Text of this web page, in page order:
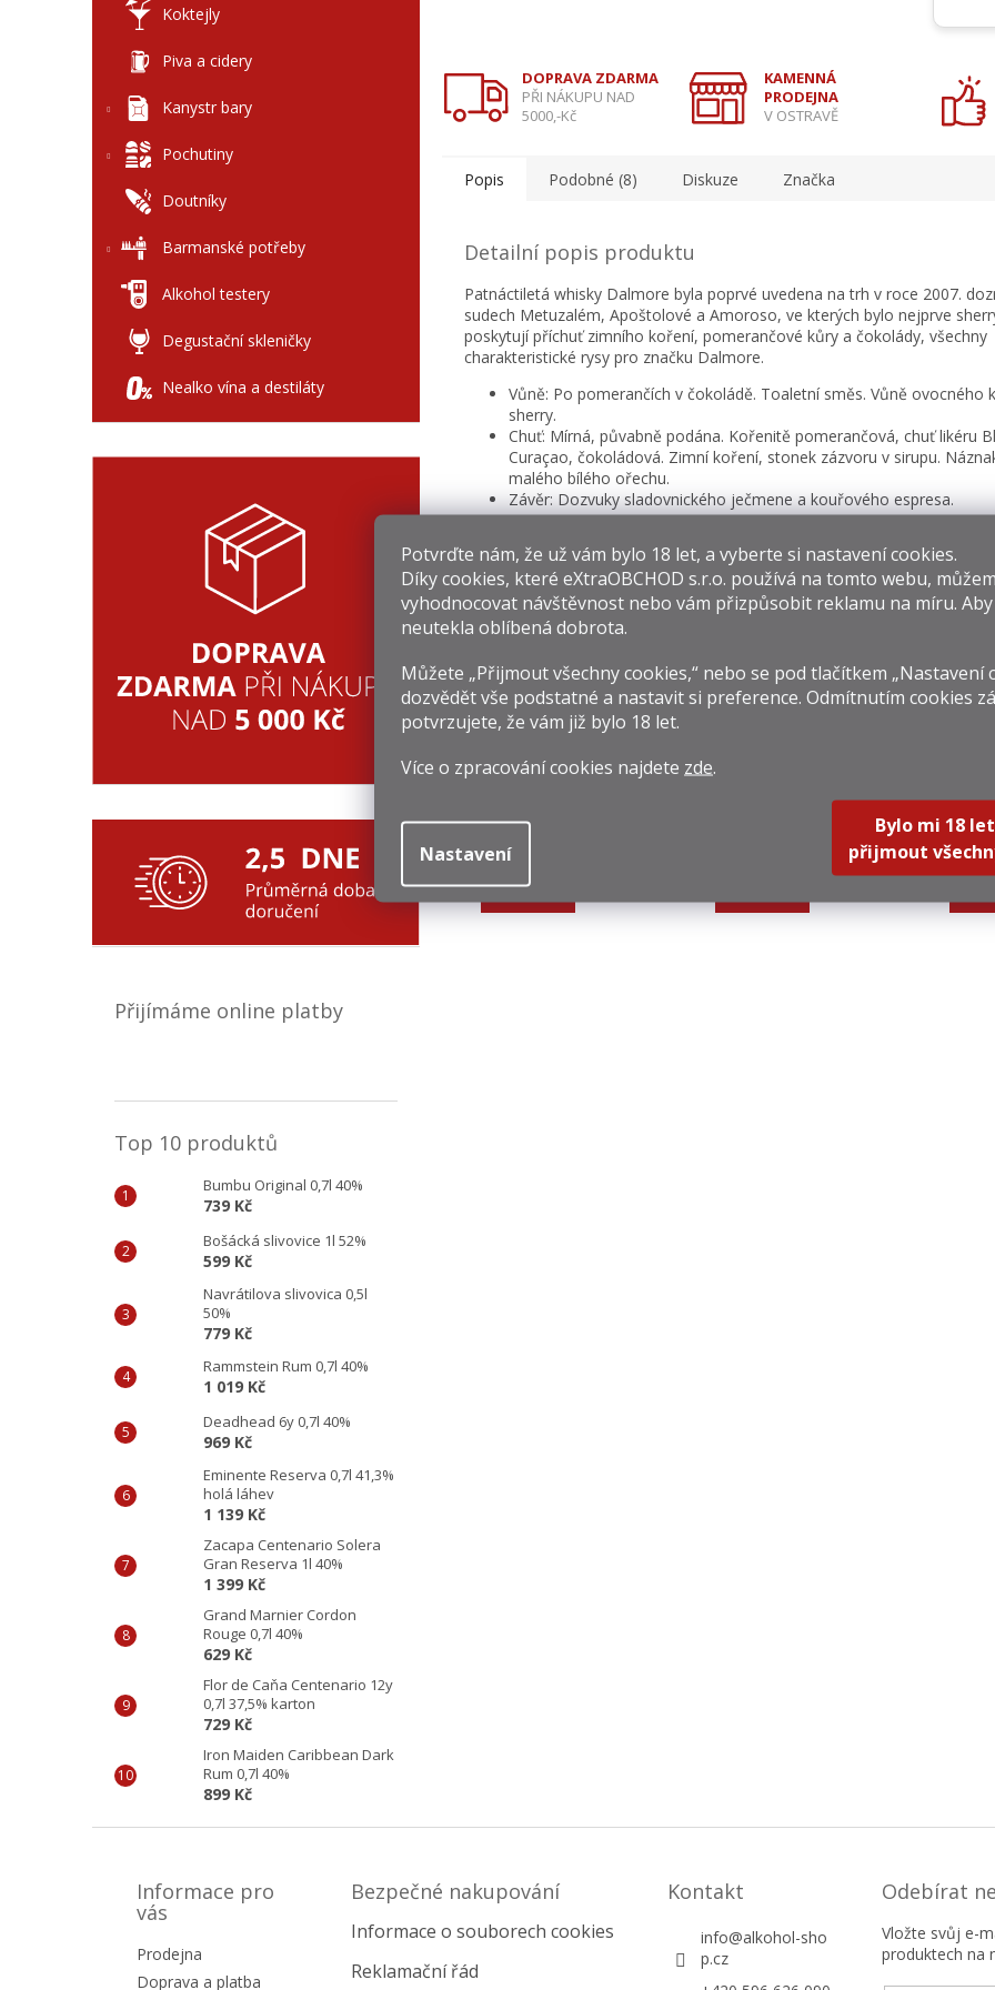
Potvrďte nám​​, že už vám bylo 18 let, a vyberte si nastavení cookies.
Díky cookies, které eXtraOBCHOD s.r.o. používá na tomto webu,
vyhodnocovat návštěvnost nebo vám přizpůsobit reklamu na míru. Aby
neutekla oblíbená dobrota.
Můžete „Přijmout všechny cookies,“ nebo se pod tlačítkem „Nastavení
dozvědět vše podstatné a nastavit si preference. Odmítnutím cookies
potvrzujete, že vám již bylo 18 let.
Více o zpracování cookies najdete zde.
Nastavení
Bylo mi 18
přijmout
Koktejly
Piva a cidery
Kanystr bary
Pochutiny
Doutníky
Barmanské potřeby
Alkohol testery
Degustační skleničky
Nealko vína a destiláty
Přijímáme online platby
Top 10 produktů
Bumbu Original 0,7l 40%
739 Kč
Bošácká slivovice 1l 52%
599 Kč
Navrátilova slivovica 0,5l
50%
779 Kč
Rammstein Rum 0,7l 40%
1 019 Kč
Deadhead 6y 0,7l 40%
969 Kč
Eminente Reserva 0,7l 41,3%
holá láhev
1 139 Kč
Zacapa Centenario Solera
Gran Reserva 1l 40%
1 399 Kč
Grand Marnier Cordon
Rouge 0,7l 40%
629 Kč
Flor de Caňa Centenario 12y
0,7l 37,5% karton
729 Kč
Iron Maiden Caribbean Dark
Rum 0,7l 40%
899 Kč
DOPRAVA ZDARMA
PŘI NÁKUPU NAD
5000,-Kč
KAMENNÁ
PRODEJNA
V OSTRAVĚ
Popis Podobné (8) Diskuze Značka
Detailní popis produktu
Patnáctiletá whisky Dalmore byla poprvé uvedena na trh v roce 2007.
sudech Metuzalém, Apoštolové a Amoroso, ve kterých bylo nejprve
poskytují příchuť zimního koření, pomerančové kůry a čokolády, všechny
charakteristické rysy pro značku Dalmore.
Vůně: Po pomerančích v čokoládě. Toaletní směs. Vůně ovocného
sherry.
Chuť: Mírná, půvabně podána. Kořenitě pomerančová, chuť likéru
Curaçao, čokoládová. Zimní koření, stonek zázvoru v sirupu.
malého bílého ořechu.
Závěr: Dozvuky sladovnického ječmene a kouřového espresa.
Související produkty
Proclamation Irish
629 Kč
Měrná
898,57 Kč / 1 l
Do košíku
1
Měrná
cena:
2
Informace pro
vás
Prodejna
Doprava a platba
Bezpečné nakupování
Informace o souborech cookies
Reklamační řád
Kontakt
info@alkohol-sho
p.cz
Odebírat
Vložte svůj e-
produktech na